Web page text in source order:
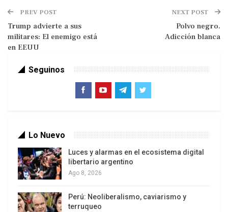
elecciones legislativas del 26 de octubre.
La visita del almirante Alvin Holsey, jefe del Comando
Milei habilitó a las Fuerzas Armadas
estadounidenses a realizar ejercicios en las bases
Constitución.El decreto fue publicado con las
PREV POST
Trump advierte a sus
militares: El enemigo está
en EEUU
NEXT POST
Polvo negro.
Adicción blanca
Seguinos
Lo Nuevo
Luces y alarmas en el ecosistema digital
libertario argentino
Ago 8, 2026
Perú: Neoliberalismo, caviarismo y
terruqueo